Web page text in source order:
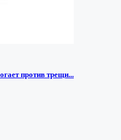
против трещи...